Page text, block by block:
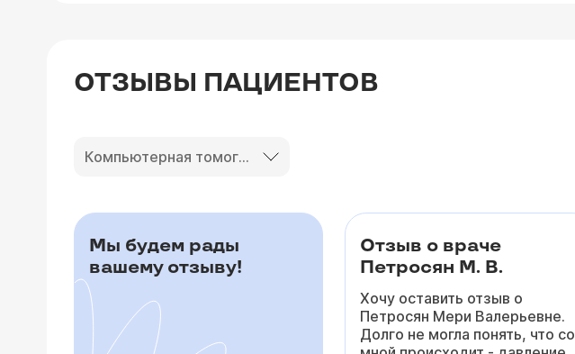
ОТЗЫВЫ ПАЦИЕНТОВ
Компьютерная томография
Мы будем рады
вашему отзыву!
Отзыв о враче
Петросян М. В.
Хочу оставить отзыв о
Петросян Мери Валерьевне.
Долго не могла понять, что со